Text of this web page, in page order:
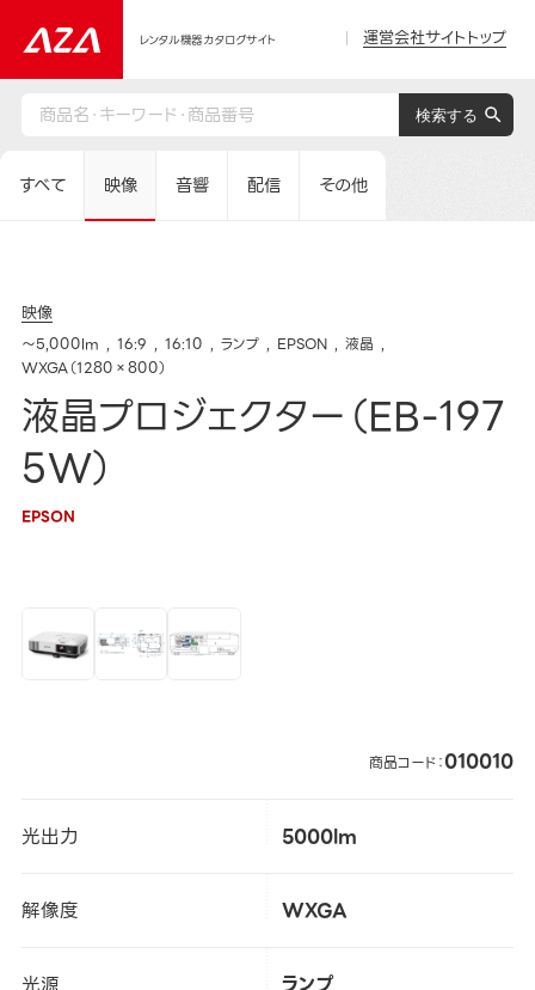
レンタル機器カタログサイト 運営会社サイトトップ
すべて 映像 音響 配信 その他
映像
～5,000lm 16:9 16:10 ランプ EPSON
液晶
WXGA（1280×800）
液晶プロジェクター（EB-197
5W）
EPSON
商品コード：010010
光出力 5000lm
解像度 WXGA